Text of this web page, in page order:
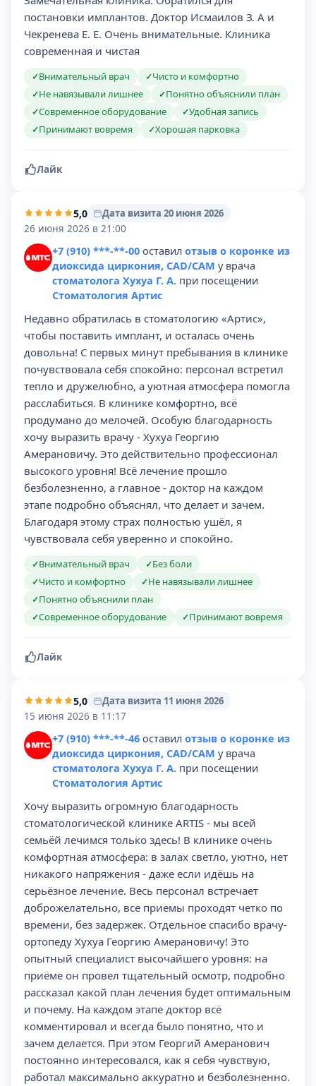
постановки имплантов. Доктор Исмаилов З. А и
Чекренева Е. Е. Очень внимательные. Клиника
современная и чистая
✓Внимательный врач ✓Чисто и комфортно
✓Не навязывали лишнее ✓Понятно объяснили план
✓Современное оборудование ✓Удобная запись
✓Принимают вовремя ✓Хорошая парковка
Лайк
5,0
Дата визита 20 июня 2026
26 июня 2026 в 21:00
+7 (910) ***-**-00 оставил отзыв о коронке из
диоксида циркония, CAD/CAM у врача
стоматолога Хухуа Г. А. при посещении
Стоматология Артис
Недавно обратилась в стоматологию «Артис»,
чтобы поставить имплант, и осталась очень
довольна! С первых минут пребывания в клинике
почувствовала себя спокойно: персонал встретил
тепло и дружелюбно, а уютная атмосфера помогла
расслабиться. В клинике комфортно, всё
продумано до мелочей. Особую благодарность
хочу выразить врачу - Хухуа Георгию
Амерановичу. Это действительно профессионал
высокого уровня! Всё лечение прошло
безболезненно, а главное - доктор на каждом
этапе подробно объяснял, что делает и зачем.
Благодаря этому страх полностью ушёл, я
чувствовала себя уверенно и спокойно.
✓Внимательный врач ✓Без боли
✓Чисто и комфортно ✓Не навязывали лишнее
✓Понятно объяснили план
✓Современное оборудование ✓Принимают вовремя
Лайк
5,0
Дата визита 11 июня 2026
15 июня 2026 в 11:17
+7 (910) ***-**-46 оставил отзыв о коронке из
диоксида циркония, CAD/CAM у врача
стоматолога Хухуа Г. А. при посещении
Стоматология Артис
Хочу выразить огромную благодарность
стоматологической клинике ARTIS - мы всей
семьёй лечимся только здесь! В клинике очень
комфортная атмосфера: в залах светло, уютно, нет
никакого напряжения - даже если идёшь на
серьёзное лечение. Весь персонал встречает
доброжелательно, все приемы проходят четко по
времени, без задержек. Отдельное спасибо врачу-
ортопеду Хухуа Георгию Амерановичу! Это
опытный специалист высочайшего уровня: на
приёме он провел тщательный осмотр, подробно
рассказал какой план лечения будет оптимальным
и почему. На каждом этапе доктор всё
комментировал и всегда было понятно, что и
зачем делается. При этом Георгий Амеранович
постоянно интересовался, как я себя чувствую,
работал максимально аккуратно и безболезненно.